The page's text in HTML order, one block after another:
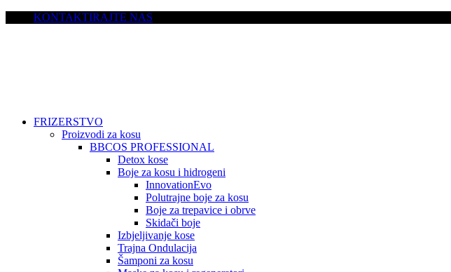
KONTAKTIRAJTE NAS
FRIZERSTVO
Proizvodi za kosu
BBCOS PROFESSIONAL
Detox kose
Boje za kosu i hidrogeni
InnovationEvo
Polutrajne boje za kosu
Boje za trepavice i obrve
Skidači boje
Izbjeljivanje kose
Trajna Ondulacija
Šamponi za kosu